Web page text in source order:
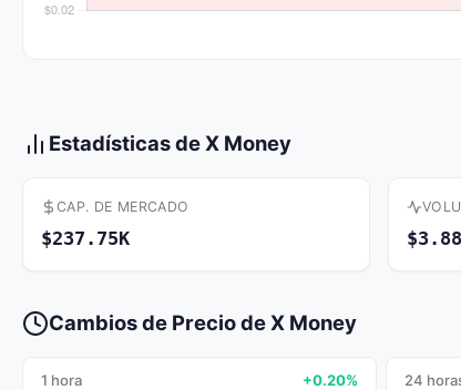
Estadísticas de X Money
CAP. DE MERCADO
$237.75K
Cambios de Precio de X Money
1 hora +0.20% 24